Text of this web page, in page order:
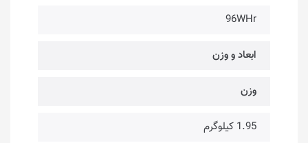
96WHr
ابعاد و وزن
وزن
1.95 کیلوگرم